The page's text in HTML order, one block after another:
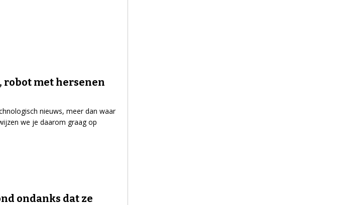
robot met hersenen
nieuws, meer dan waar
we je daarom graag op
ondanks dat ze